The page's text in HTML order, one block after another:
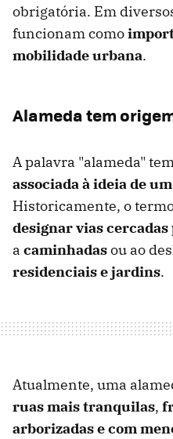
obrigatória. Em
funcionam como
mobilidade urbana.
Alameda tem
A palavra "alameda"
associada à ideia de
Historicamente, o
designar vias
a caminhadasou ao
residenciais e jardins.
Atualmente, uma
ruas mais tranquilas,
arborizadas e com